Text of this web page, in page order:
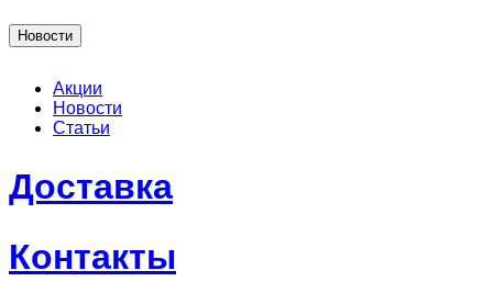
Новости
Акции
Новости
Статьи
Доставка
Контакты